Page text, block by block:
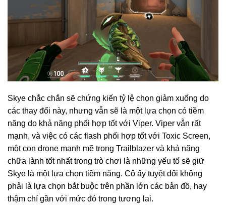
Skye chắc chắn sẽ chứng kiến tỷ lệ chọn giảm xuống do
các thay đổi này, nhưng vẫn sẽ là một lựa chọn có tiềm
năng do khả năng phối hợp tốt với Viper. Viper vẫn rất
mạnh, và việc có các flash phối hợp tốt với Toxic Screen,
một con drone mạnh mẽ trong Trailblazer và khả năng
chữa lành tốt nhất trong trò chơi là những yếu tố sẽ giữ
Skye là một lựa chọn tiềm năng. Cô ấy tuyệt đối không
phải là lựa chọn bắt buộc trên phần lớn các bản đồ, hay
thậm chí gần với mức đó trong tương lai.